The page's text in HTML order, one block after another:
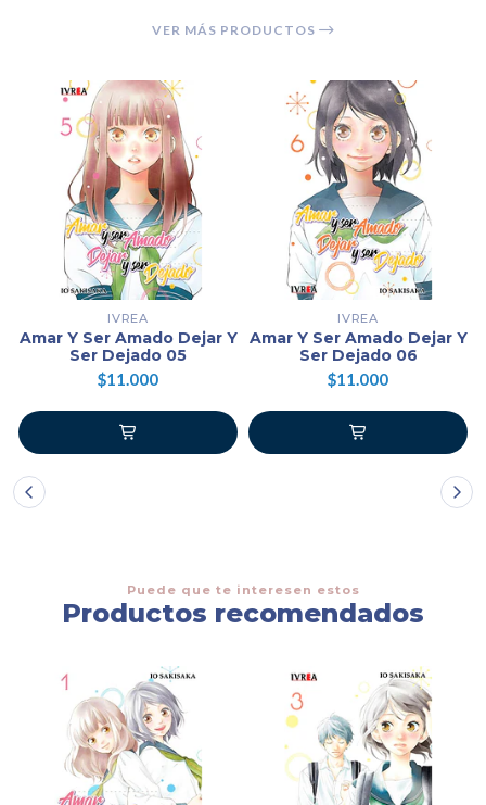
VER MÁS PRODUCTOS
IVREA
Amar Y Ser Amado Dejar Y
Ser Dejado 05
$11.000
IVREA
Amar Y Ser Amado Dejar Y
Ser Dejado 06
$11.000
Puede que te interesen estos
Productos recomendados